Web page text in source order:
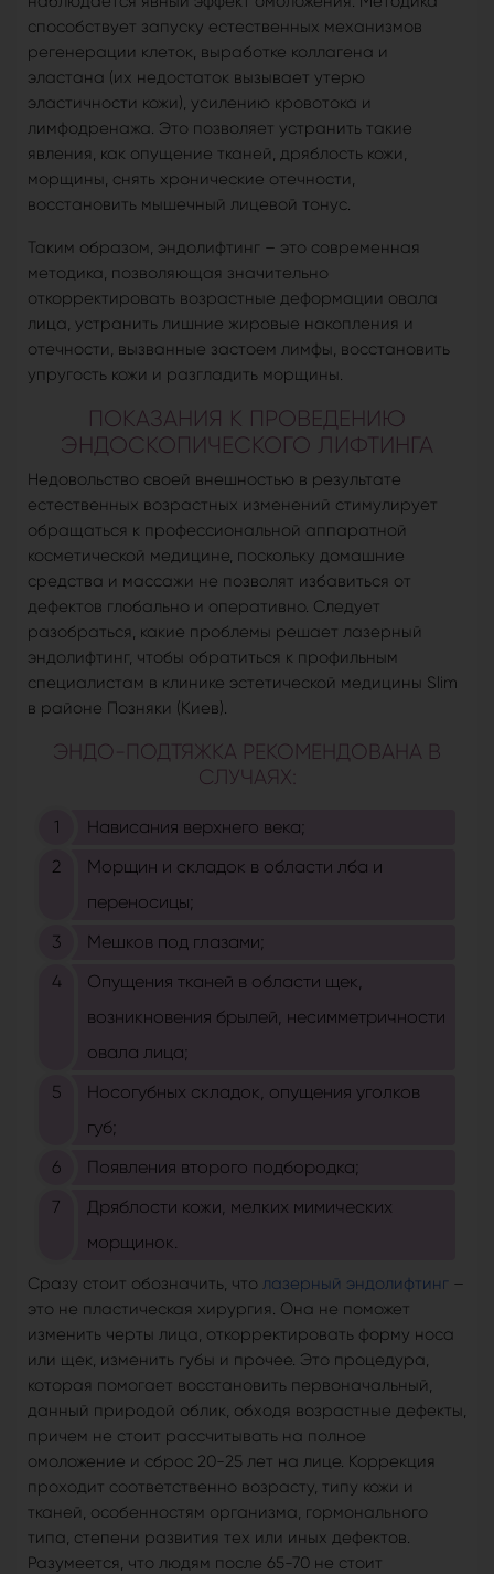
способствует запуску естественных механизмов
регенерации клеток, выработке коллагена и
эластана (их недостаток вызывает утерю
эластичности кожи), усилению кровотока и
лимфодренажа. Это позволяет устранить такие
явления, как опущение тканей, дряблость кожи,
морщины, снять хронические отечности,
восстановить мышечный лицевой тонус.
Таким образом, эндолифтинг – это современная
методика, позволяющая значительно
откорректировать возрастные деформации овала
лица, устранить лишние жировые накопления и
отечности, вызванные застоем лимфы, восстановить
упругость кожи и разгладить морщины.
ПОКАЗАНИЯ К ПРОВЕДЕНИЮ
ЭНДОСКОПИЧЕСКОГО ЛИФТИНГА
Недовольство своей внешностью в результате
естественных возрастных изменений стимулирует
обращаться к профессиональной аппаратной
косметической медицине, поскольку домашние
средства и массажи не позволят избавиться от
дефектов глобально и оперативно. Следует
разобраться, какие проблемы решает лазерный
эндолифтинг, чтобы обратиться к профильным
специалистам в клинике эстетической медицины Slim
в районе Позняки (Киев).
ЭНДО-ПОДТЯЖКА РЕКОМЕНДОВАНА В
СЛУЧАЯХ:
Нависания верхнего века;
Морщин и складок в области лба и
переносицы;
Мешков под глазами;
Опущения тканей в области щек,
возникновения брылей, несимметричности
овала лица;
Носогубных складок, опущения уголков
губ;
Появления второго подбородка;
Дряблости кожи, мелких мимических
морщинок.
Сразу стоит обозначить, что лазерный эндолифтинг –
это не пластическая хирургия. Она не поможет
изменить черты лица, откорректировать форму носа
или щек, изменить губы и прочее. Это процедура,
которая помогает восстановить первоначальный,
данный природой облик, обходя возрастные дефекты,
причем не стоит рассчитывать на полное
омоложение и сброс 20-25 лет на лице. Коррекция
проходит соответственно возрасту, типу кожи и
тканей, особенностям организма, гормонального
типа, степени развития тех или иных дефектов.
Разумеется, что людям после 65-70 не стоит